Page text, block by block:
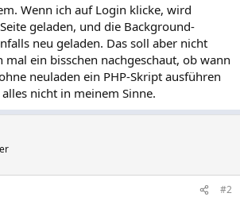
Wenn ich auf Login klicke, wird
geladen, und die Background-
neu geladen. Das soll aber nicht
mal ein bisschen nachgeschaut, ob wann
neuladen ein PHP-Skript ausführen
nicht in meinem Sinne.
#2